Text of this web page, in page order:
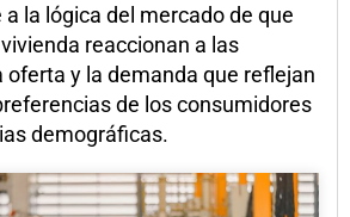
la lógica del mercado de que
reaccionan a las
oferta y la demanda que reflejan
de los consumidores
demográficas.